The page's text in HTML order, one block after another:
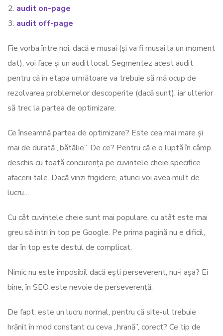
audit on-page
audit off-page
Fie vorba între noi, dacă e musai (și va fi musai la un moment
dat), voi face și un audit local. Segmentez acest audit
pentru că în etapa următoare va trebuie să mă ocup de
rezolvarea problemelor descoperite (dacă sunt), iar ulterior
să trec la partea de optimizare.
Ce înseamnă partea de optimizare? Este cea mai mare și
mai de durată „bătălie”. De ce? Pentru că e o luptă în câmp
deschis cu toată concurența pe cuvintele cheie specifice
afacerii tale. Dacă vinzi frigidere, atunci voi avea mult de
lucru…
Cu cât cuvintele cheie sunt mai populare, cu atât este mai
greu să intri în top pe Google. Pe prima pagină nu e dificil,
dar în top este destul de complicat.
Nimic nu este imposibil dacă ești perseverent, nu-i așa? Ei
bine, în SEO este nevoie de perseverență.
De fapt, este un lucru normal, pentru că site-ul trebuie
hrănit în mod constant cu ceva „hrană”, corect? Ce tip de